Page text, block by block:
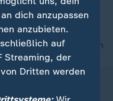
nach oben
dich anzupassen
anzubieten.
auf
Streaming, der
Dritten werden